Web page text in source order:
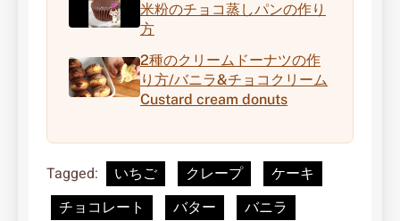
米粉のチョコ蒸しパンの作り
方
2種のクリームドーナツの作
り方/バニラ&チョコクリーム
Custard cream donuts
Tagged: いちご クレープ
ケーキ
チョコレート
バター
バニラ